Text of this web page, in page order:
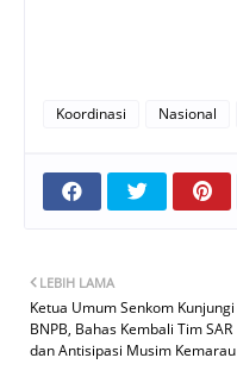
Koordinasi Nasional
LEBIH LAMA
Ketua Umum Senkom Kunjungi
BNPB, Bahas Kembali Tim SAR
dan Antisipasi Musim Kemarau